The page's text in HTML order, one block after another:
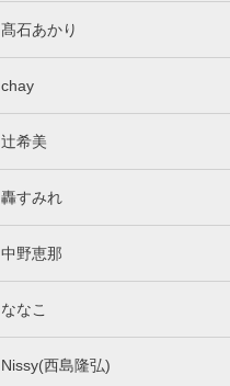
髙石あかり
chay
辻希美
轟すみれ
中野恵那
ななこ
Nissy(西島隆弘)